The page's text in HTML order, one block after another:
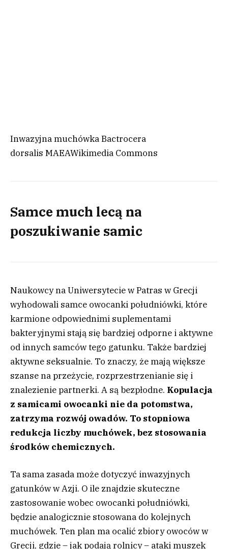
Inwazyjna muchówka Bactrocera
dorsalis MAEAWikimedia Commons
Samce much lecą na
poszukiwanie samic
Naukowcy na Uniwersytecie w Patras w Grecji
wyhodowali samce owocanki południówki, które
karmione odpowiednimi suplementami
bakteryjnymi stają się bardziej odporne i aktywne
od innych samców tego gatunku. Także bardziej
aktywne seksualnie. To znaczy, że mają większe
szanse na przeżycie, rozprzestrzenianie się i
znalezienie partnerki. A są bezpłodne. Kopulacja
z samicami owocanki nie da potomstwa,
zatrzyma rozwój owadów. To stopniowa
redukcja liczby muchówek, bez stosowania
środków chemicznych.
Ta sama zasada może dotyczyć inwazyjnych
gatunków w Azji. O ile znajdzie skuteczne
zastosowanie wobec owocanki południówki,
będzie analogicznie stosowana do kolejnych
muchówek. Ten plan ma ocalić zbiory owoców w
Grecji, gdzie – jak podają rolnicy – ataki muszek